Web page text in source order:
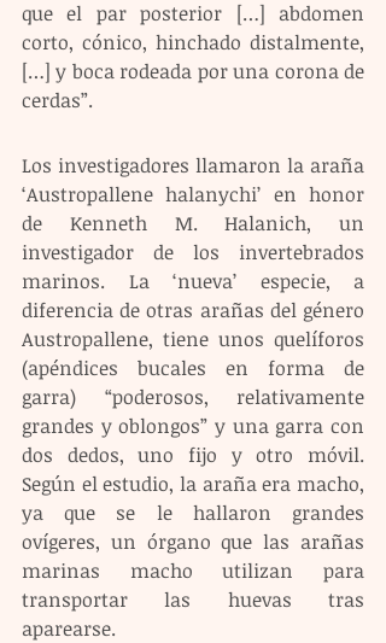
que el par posterior […] abdomen
corto, cónico, hinchado distalmente,
[…] y boca rodeada por una corona de
cerdas”.
Los investigadores llamaron la araña
‘Austropallene halanychi’ en honor
de Kenneth M. Halanich, un
investigador de los invertebrados
marinos. La ‘nueva’ especie, a
diferencia de otras arañas del género
Austropallene, tiene unos quelíforos
(apéndices bucales en forma de
garra) “poderosos, relativamente
grandes y oblongos” y una garra con
dos dedos, uno fijo y otro móvil.
Según el estudio, la araña era macho,
ya que se le hallaron grandes
ovígeres, un órgano que las arañas
marinas macho utilizan para
transportar las huevas tras
aparearse.